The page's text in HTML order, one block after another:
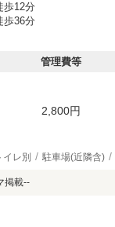
歩12分
歩36分
管理費等
2,800円
レ別 駐車場(近隣含)
掲載--